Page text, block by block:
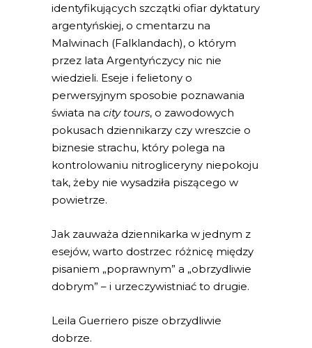
identyfikujących szczątki ofiar dyktatury
argentyńskiej, o cmentarzu na
Malwinach (Falklandach), o którym
przez lata Argentyńczycy nic nie
wiedzieli. Eseje i felietony o
perwersyjnym sposobie poznawania
świata na city tours, o zawodowych
pokusach dziennikarzy czy wreszcie o
biznesie strachu, który polega na
kontrolowaniu nitrogliceryny niepokoju
tak, żeby nie wysadziła piszącego w
powietrze.
Jak zauważa dziennikarka w jednym z
esejów, warto dostrzec różnicę między
pisaniem „poprawnym” a „obrzydliwie
dobrym” – i urzeczywistniać to drugie.
Leila Guerriero pisze obrzydliwie
dobrze.